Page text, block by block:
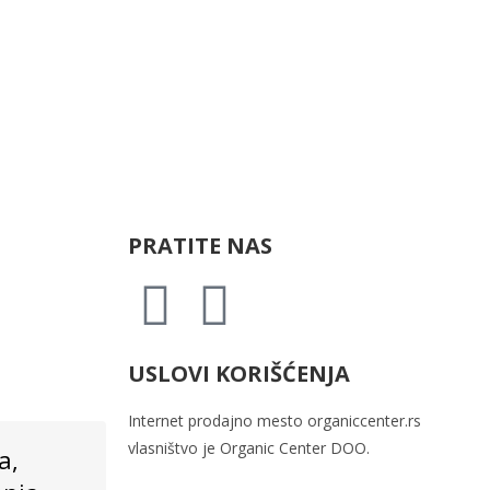
PRATITE NAS
USLOVI KORIŠĆENJA
Internet prodajno mesto organiccenter.rs
vlasništvo je Organic Center DOO.